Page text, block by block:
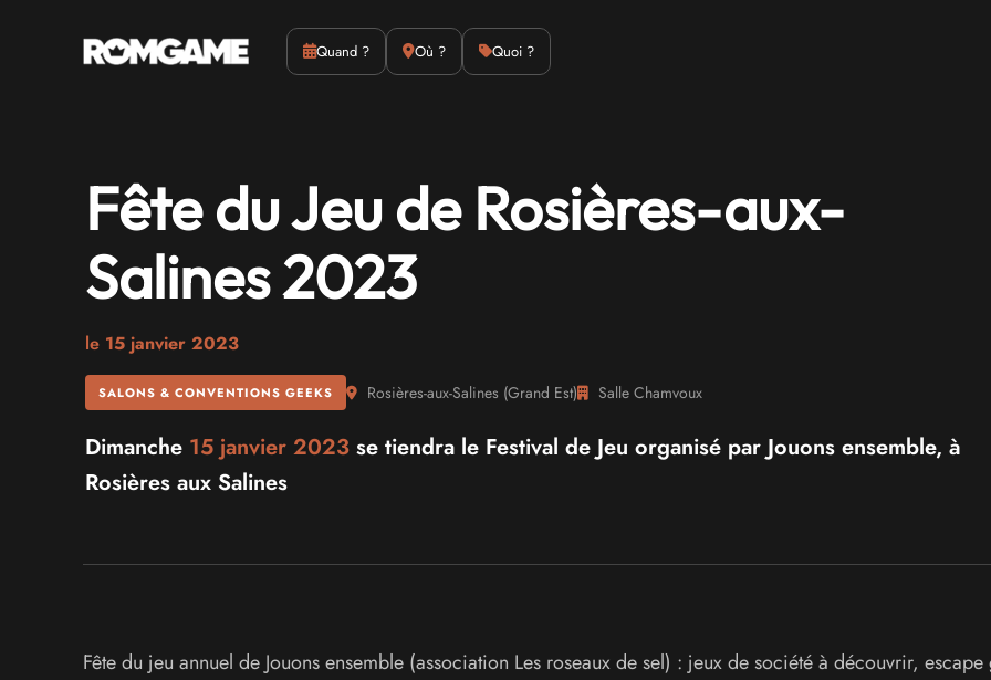
Quand ? Où ? Quoi ?
Actus Culture Emulation
Fête du Jeu de Rosières-aux-
Salines 2023
le 15 janvier 2023
SALONS & CONVENTIONS GEEKS Rosières-aux-Salines (Grand Est) Salle Chamvoux
Dimanche 15 janvier 2023se tiendra le Festival de Jeu organisé par Jouons ensemble, à
Rosières aux Salines
Fête du jeu annuel de Jouons ensemble (association Les roseaux de sel) : jeux de société à découvrir, escape